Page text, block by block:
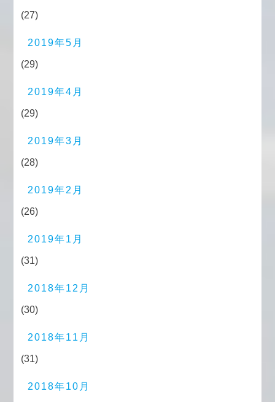
(27)
2019年5月
(29)
2019年4月
(29)
2019年3月
(28)
2019年2月
(26)
2019年1月
(31)
2018年12月
(30)
2018年11月
(31)
2018年10月